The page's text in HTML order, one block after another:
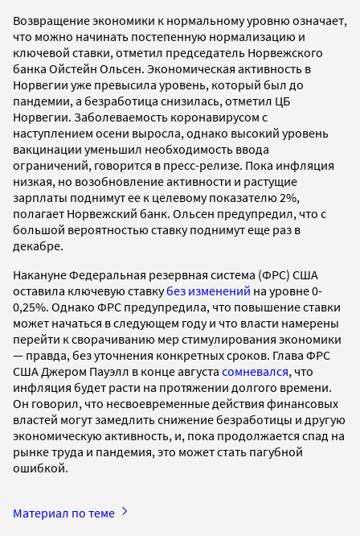
Возвращение экономики к нормальному уровню означает,
что можно начинать постепенную нормализацию и
ключевой ставки, отметил председатель Норвежского
банка Ойстейн Ольсен. Экономическая активность в
Норвегии уже превысила уровень, который был до
пандемии, а безработица снизилась, отметил ЦБ
Норвегии. Заболеваемость коронавирусом с
наступлением осени выросла, однако высокий уровень
вакцинации уменьшил необходимость ввода
ограничений, говорится в пресс-релизе. Пока инфляция
низкая, но возобновление активности и растущие
зарплаты поднимут ее к целевому показателю 2%,
полагает Норвежский банк. Ольсен предупредил, что с
большой вероятностью ставку поднимут еще раз в
декабре.
Накануне Федеральная резервная система (ФРС) США
оставила ключевую ставкубез изменений на уровне 0-
0,25%. Однако ФРС предупредила, что повышение ставки
может начаться в следующем году и что власти намерены
перейти к сворачиванию мер стимулирования экономики
— правда, без уточнения конкретных сроков. Глава ФРС
США Джером Пауэлл в конце августа сомневался, что
инфляция будет расти на протяжении долгого времени.
Он говорил, что несвоевременные действия финансовых
властей могут замедлить снижение безработицы и другую
экономическую активность, и, пока продолжается спад на
рынке труда и пандемия, это может стать пагубной
ошибкой.
Материал по теме